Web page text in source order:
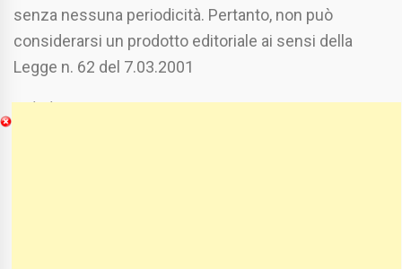
senza nessuna periodicità. Pertanto, non può
considerarsi un prodotto editoriale ai sensi della
Legge n. 62 del 7.03.2001
Chi Siamo